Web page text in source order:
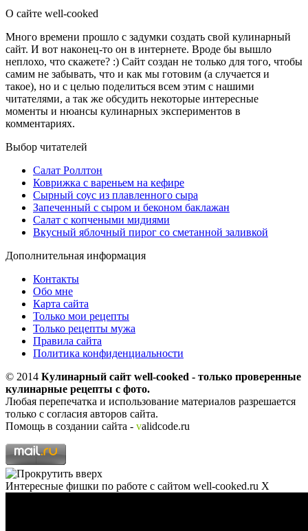
О сайте well-cooked
Много времени прошло с задумки создать свой кулинарный
сайт. И вот наконец-то он в интернете. Вроде бы вышло
неплохо, что скажете? :) Сайт создан не только для того, чтобы
самим не забывать, что и как мы готовим (а случается и
такое), но и с целью поделиться всем этим с нашими
читателями, а так же обсудить некоторые интересные
моменты и нюансы кулинарных экспериментов в
комментариях.
Выбор читателей
Салат Роллтон
Коврижка с вареньем на кефире
Сырный соус из плавленного сыра
Запеченный с сыром и беконом баклажан
Салат с копчеными мидиями
Вкусный яблочный пирог со сметанной заливкой
Дополнительная информация
Контакты
Обо мне
Карта сайта
Только мои рецепты
Только рецепты мужа
Правила сайта
Политика конфиденциальности
© 2014 Кулинарный сайт well-cooked - только проверенные
кулинарные рецепты с фото.
Любая перепечатка и использование материалов разрешается
только с согласия авторов сайта.
Помощь в создании сайта - validcode.ru
Интересные фишки по работе с сайтом well-cooked.ru X